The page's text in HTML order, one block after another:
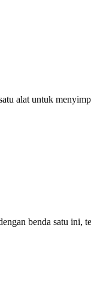
alat untuk
benda satu ini,